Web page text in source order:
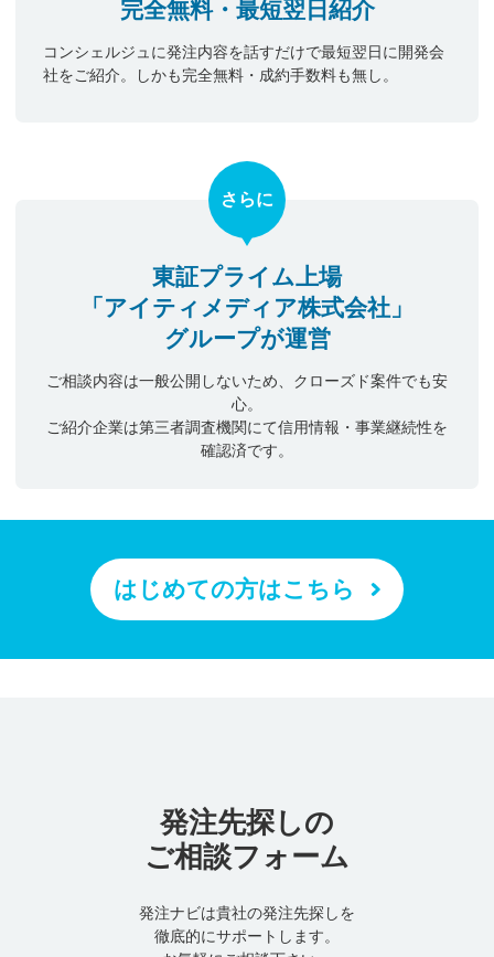
完全無料・最短翌日紹介
コンシェルジュに発注内容を話すだけで最短翌日に開発会
社をご紹介。しかも完全無料・成約手数料も無し。
さらに
東証プライム上場
「アイティメディア株式会社」
グループが運営
ご相談内容は一般公開しないため、クローズド案件でも安
心。
ご紹介企業は第三者調査機関にて信用情報・事業継続性を
確認済です。
はじめての方はこちら
発注先探しの
ご相談フォーム
発注ナビは貴社の発注先探しを
徹底的にサポートします。